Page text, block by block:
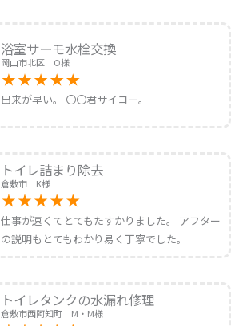
浴室サーモ水栓交換
岡山市北区 O様
出来が早い。 〇〇君サイコー。
トイレ詰まり除去
倉敷市 K様
仕事が速くてとてもたすかりました。 アフター
の説明もとてもわかり易く丁寧でした。
トイレタンクの水漏れ修理
倉敷市西阿知町 M・M様